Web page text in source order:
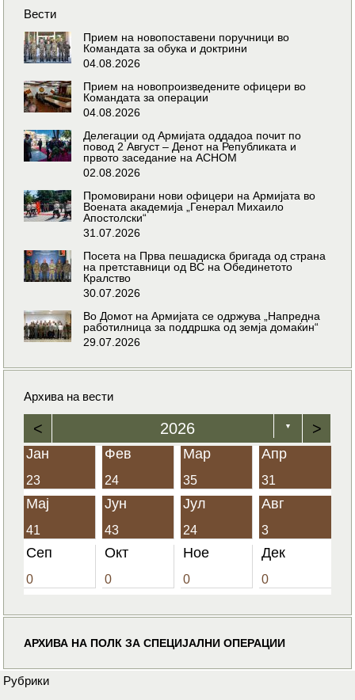
Вести
Прием на новопоставени поручници во
Командата за обука и доктрини
04.08.2026
Прием на новопроизведените офицери во
Командата за операции
04.08.2026
Делегации од Армијата оддадоа почит по
повод 2 Август – Денот на Републиката и
првото заседание на АСНОМ
02.08.2026
Промовирани нови офицери на Армијата во
Воената академија „Генерал Михаило
Апостолски“
31.07.2026
Посета на Прва пешадиска бригада од страна
на претставници од ВС на Обединетото
Кралство
30.07.2026
Во Домот на Армијата се одржува „Напредна
работилница за поддршка од земја домаќин“
29.07.2026
Архива на вести
< 2026 ▼ >
Јан
23
Фев
24
Мар
35
Апр
31
Мај
41
Јун
43
Јул
24
Авг
3
Сеп
0
Окт
0
Ное
0
Дек
0
АРХИВА НА ПОЛК ЗА СПЕЦИЈАЛНИ ОПЕРАЦИИ
Рубрики